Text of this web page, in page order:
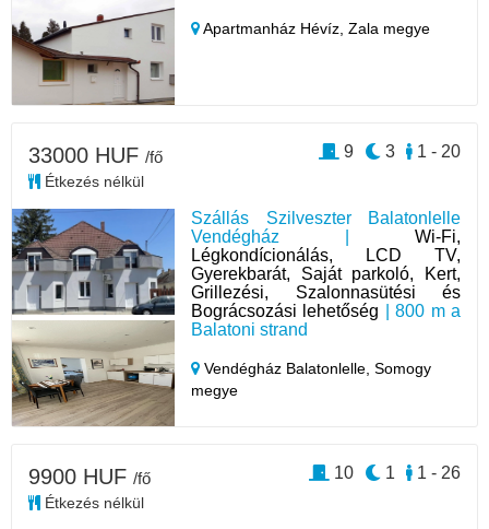
Apartmanház Hévíz,Zala megye
Szállás Szilveszter Balatonlelle
Vendégház | Wi-Fi,
Légkondícionálás, LCD TV,
Gyerekbarát, Saját parkoló, Kert,
Grillezési, Szalonnasütési és
Bográcsozási lehetőség | 800 m a
Balatoni strand
Vendégház Balatonlelle,Somogy
megye
33000 HUF /fő
Étkezés nélkül
1 - 20
3
9
9900 HUF /fő
Étkezés nélkül
1 - 26
1
10